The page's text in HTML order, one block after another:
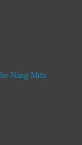
Nắng Mưa